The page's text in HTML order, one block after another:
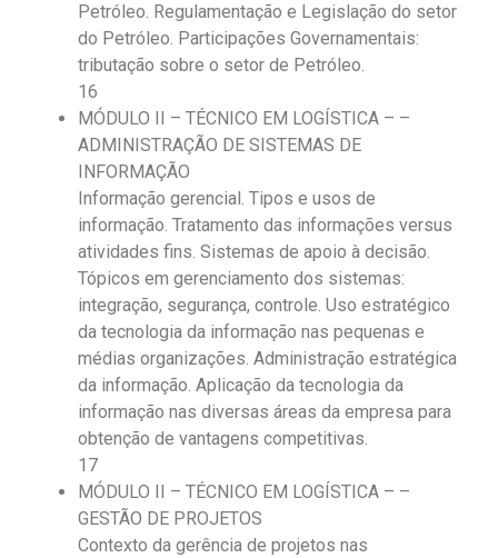
Petróleo. Regulamentação e Legislação do setor
do Petróleo. Participações Governamentais:
tributação sobre o setor de Petróleo.
16
MÓDULO II – TÉCNICO EM LOGÍSTICA – –
ADMINISTRAÇÃO DE SISTEMAS DE
INFORMAÇÃO
Informação gerencial. Tipos e usos de
informação. Tratamento das informações versus
atividades fins. Sistemas de apoio à decisão.
Tópicos em gerenciamento dos sistemas:
integração, segurança, controle. Uso estratégico
da tecnologia da informação nas pequenas e
médias organizações. Administração estratégica
da informação. Aplicação da tecnologia da
informação nas diversas áreas da empresa para
obtenção de vantagens competitivas.
17
MÓDULO II – TÉCNICO EM LOGÍSTICA – –
GESTÃO DE PROJETOS
Contexto da gerência de projetos nas